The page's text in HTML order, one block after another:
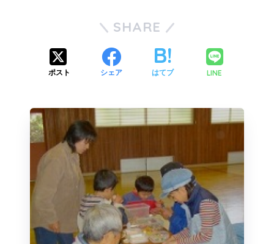
SHARE
ポスト シェア はてブ LINE